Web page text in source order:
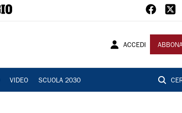
ACCEDI
VIDEO SCUOLA 2030